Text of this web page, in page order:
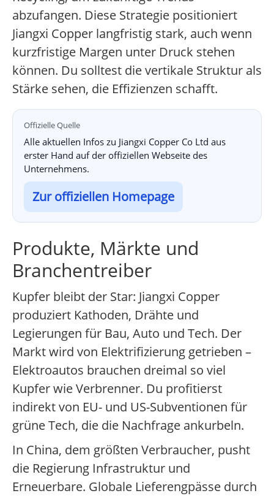
abzufangen. Diese Strategie positioniert
Jiangxi Copper langfristig stark, auch wenn
kurzfristige Margen unter Druck stehen
können. Du solltest die vertikale Struktur als
Stärke sehen, die Effizienzen schafft.
Offizielle Quelle
Alle aktuellen Infos zu Jiangxi Copper Co Ltd aus
erster Hand auf der offiziellen Webseite des
Unternehmens.
Zur offiziellen Homepage
Produkte, Märkte und
Branchentreiber
Kupfer bleibt der Star: Jiangxi Copper
produziert Kathoden, Drähte und
Legierungen für Bau, Auto und Tech. Der
Markt wird von Elektrifizierung getrieben –
Elektroautos brauchen dreimal so viel
Kupfer wie Verbrenner. Du profitierst
indirekt von EU- und US-Subventionen für
grüne Tech, die die Nachfrage ankurbeln.
In China, dem größten Verbraucher, pusht
die Regierung Infrastruktur und
Erneuerbare. Globale Lieferengpässe durch